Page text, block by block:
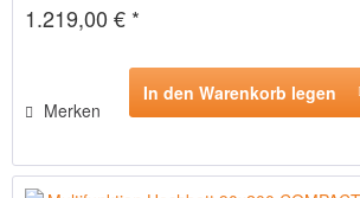
1.219,00 € *
Merken
In den Warenkorb legen